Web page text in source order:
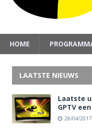
HOME
LAATSTE NIEUWS
Laatste
GPTV
28/04/2017